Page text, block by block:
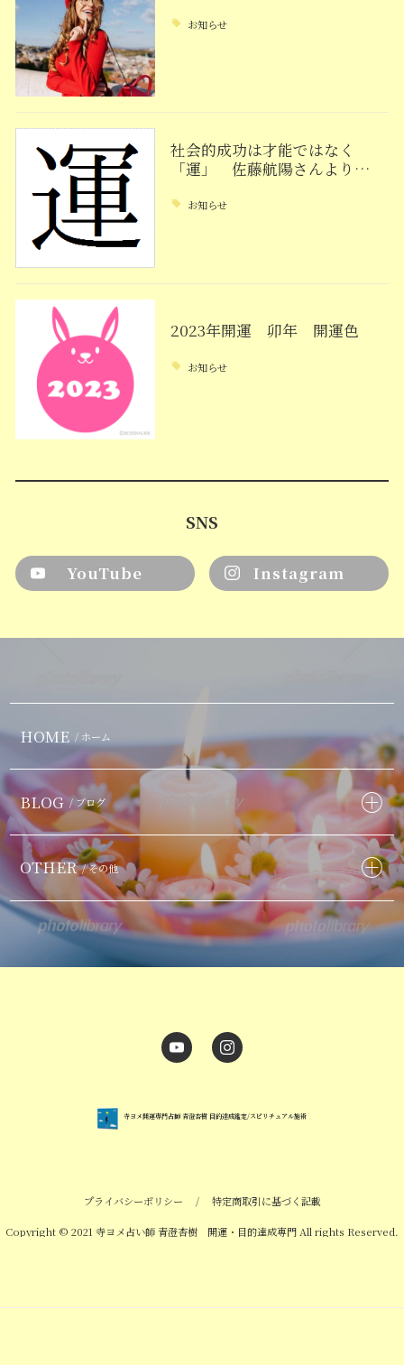
お知らせ
社会的成功は才能ではなく
「運」 佐藤航陽さんより…
お知らせ
2023年開運 卯年 開運色
お知らせ
SNS
YouTube Instagram
HOME / ホーム
BLOG / ブログ
OTHER / その他
寺ヨメ開運専門占師 青澄杏樹 目的達成鑑定/スピリチュアル施術
プライバシーポリシー / 特定商取引に基づく記載
Copyright © 2021 寺ヨメ占い師 青澄杏樹 開運・目的達成専門 All rights Reserved.